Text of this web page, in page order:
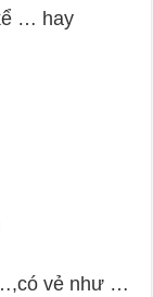
… hay
vẻ như …